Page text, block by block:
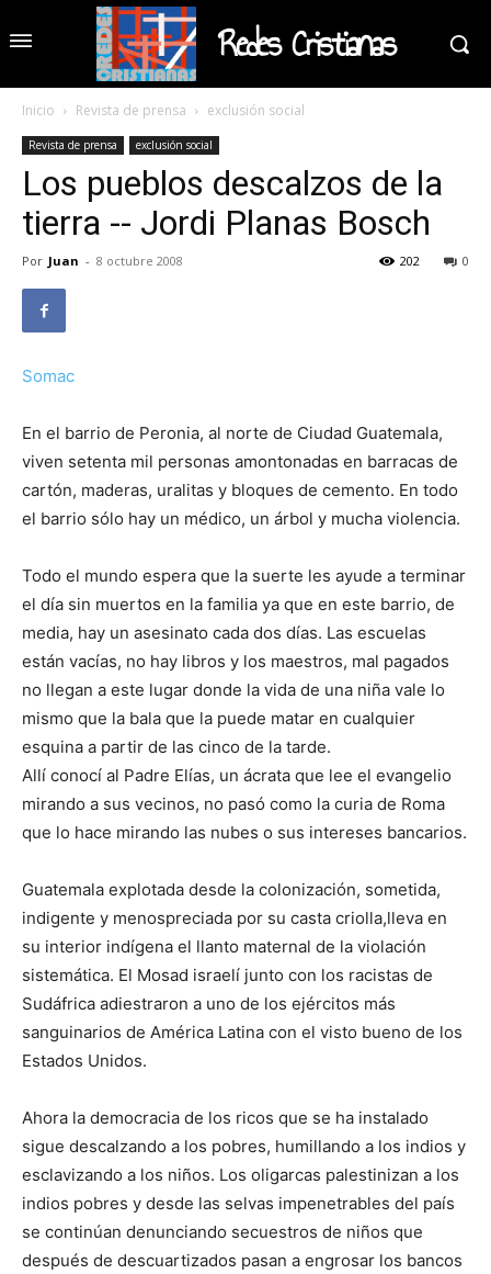
Redes Cristianas
Inicio Revista de prensa exclusión social
Revista de prensa exclusión social
Los pueblos descalzos de la
tierra -- Jordi Planas Bosch
Por Juan - 8 octubre 2008 0
202
Somac
En el barrio de Peronia, al norte de Ciudad Guatemala,
viven setenta mil personas amontonadas en barracas de
cartón, maderas, uralitas y bloques de cemento. En todo
el barrio sólo hay un médico, un árbol y mucha violencia.
Todo el mundo espera que la suerte les ayude a terminar
el día sin muertos en la familia ya que en este barrio, de
media, hay un asesinato cada dos días. Las escuelas
están vacías, no hay libros y los maestros, mal pagados
no llegan a este lugar donde la vida de una niña vale lo
mismo que la bala que la puede matar en cualquier
esquina a partir de las cinco de la tarde.
Allí conocí al Padre Elías, un ácrata que lee el evangelio
mirando a sus vecinos, no pasó como la curia de Roma
que lo hace mirando las nubes o sus intereses bancarios.
Guatemala explotada desde la colonización, sometida,
indigente y menospreciada por su casta criolla,lleva en
su interior indígena el llanto maternal de la violación
sistemática. El Mosad israelí junto con los racistas de
Sudáfrica adiestraron a uno de los ejércitos más
sanguinarios de América Latina con el visto bueno de los
Estados Unidos.
Ahora la democracia de los ricos que se ha instalado
sigue descalzando a los pobres, humillando a los indios y
esclavizando a los niños. Los oligarcas palestinizan a los
indios pobres y desde las selvas impenetrables del país
se continúan denunciando secuestros de niños que
después de descuartizados pasan a engrosar los bancos